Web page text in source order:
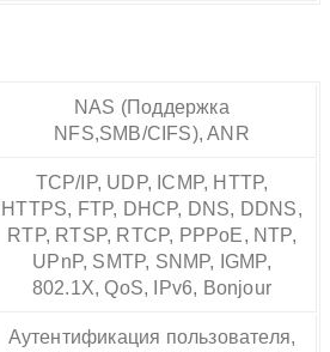
NAS (Поддержка
NFS,SMB/CIFS), ANR
TCP/IP, UDP, ICMP, HTTP,
HTTPS, FTP, DHCP, DNS, DDNS,
RTP, RTSP, RTCP, PPPoE, NTP,
UPnP, SMTP, SNMP, IGMP,
802.1X, QoS, IPv6, Bonjour
Аутентификация пользователя,